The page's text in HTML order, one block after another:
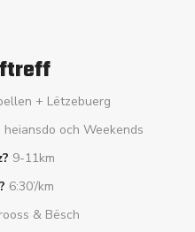
+ Lëtzebuerg
och Weekends
9-11km
6:30’/km
& Bësch